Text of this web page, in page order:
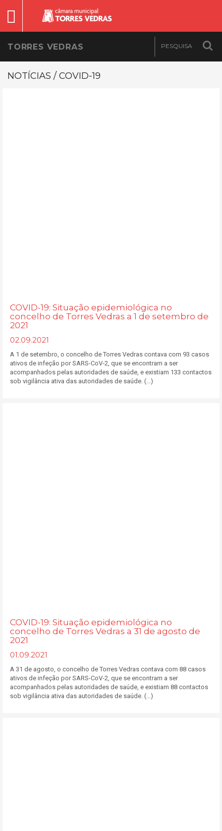
TORRES VEDRAS
NOTÍCIAS / COVID-19
COVID-19: Situação epidemiológica no
concelho de Torres Vedras a 1 de setembro de
2021
02.09.2021
A 1 de setembro, o concelho de Torres Vedras contava com 93 casos
ativos de infeção por SARS-CoV-2, que se encontram a ser
acompanhados pelas autoridades de saúde, e existiam 133 contactos
sob vigilância ativa das autoridades de saúde. (...)
COVID-19: Situação epidemiológica no
concelho de Torres Vedras a 31 de agosto de
2021
01.09.2021
A 31 de agosto, o concelho de Torres Vedras contava com 88 casos
ativos de infeção por SARS-CoV-2, que se encontram a ser
acompanhados pelas autoridades de saúde, e existiam 88 contactos
sob vigilância ativa das autoridades de saúde. (...)